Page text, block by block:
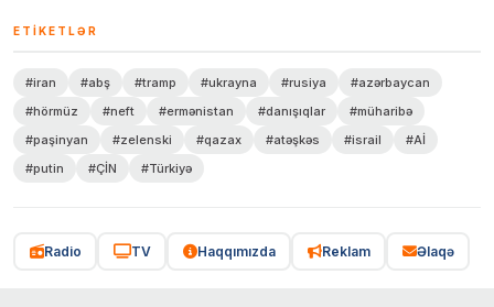
ETIKETLƏR
#iran #abş #tramp #ukrayna #rusiya
#azərbaycan
#hörmüz
#neft #ermənistan #danışıqlar
#müharibə
#paşinyan
#zelenski #qazax #atəşkəs #israil
#Aİ
#putin
#ÇİN #Türkiyə
Radio TV Haqqımızda Reklam Əlaqə